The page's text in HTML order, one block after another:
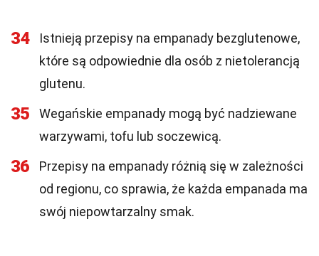
34
Istnieją przepisy na empanady bezglutenowe,
które są odpowiednie dla osób z nietolerancją
glutenu.
35
Wegańskie empanady mogą być nadziewane
warzywami, tofu lub soczewicą.
36
Przepisy na empanady różnią się w zależności
od regionu, co sprawia, że każda empanada ma
swój niepowtarzalny smak.